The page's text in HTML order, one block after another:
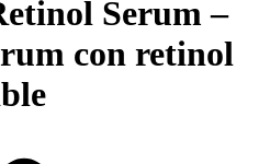
Serum –
con retinol